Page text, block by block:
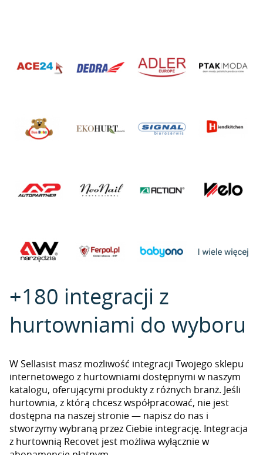
+180 integracji z
hurtowniami do wyboru
W Sellasist masz możliwość integracji Twojego sklepu
internetowego z hurtowniami dostępnymi w naszym
katalogu, oferującymi produkty z różnych branż. Jeśli
hurtownia, z którą chcesz współpracować, nie jest
dostępna na naszej stronie — napisz do nas i
stworzymy wybraną przez Ciebie integrację. Integracja
z hurtownią Recovet jest możliwa wyłącznie w